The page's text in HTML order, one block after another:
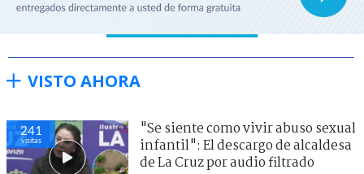
VISTO AHORA
241
visitas
"Se siente como vivir abuso sexual
infantil": El descargo de alcaldesa
de La Cruz por audio filtrado